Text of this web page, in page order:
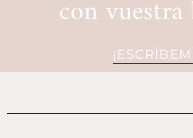
con vuestra